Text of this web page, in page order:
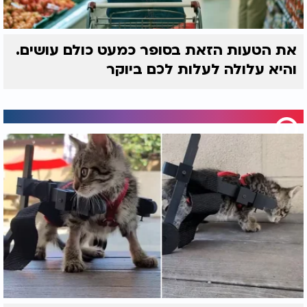
את הטעות הזאת בסופר כמעט כולם עושים.
והיא עלולה לעלות לכם ביוקר